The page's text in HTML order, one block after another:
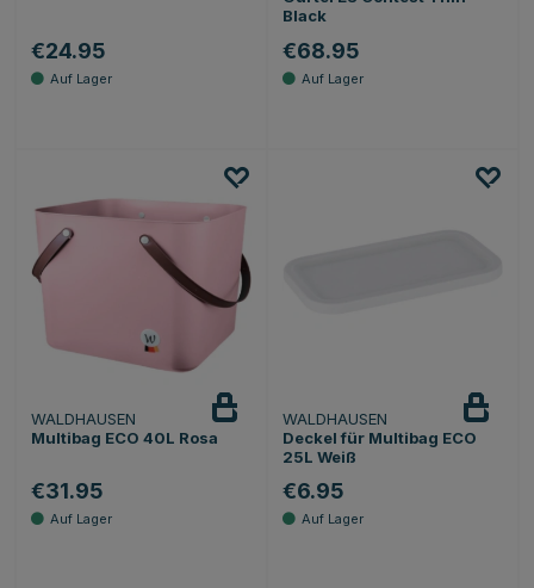
€24.95
Black
€68.95
WALDHAUSEN
Multibag ECO 40L Rosa
€31.95
WALDHAUSEN
Deckel für Multibag ECO
25L Weiß
€6.95